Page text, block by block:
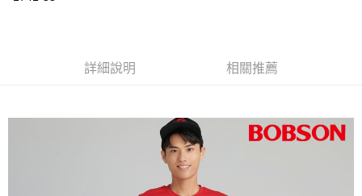
詳細說明 相關推薦